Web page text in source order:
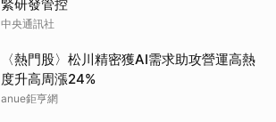
緊研發管控
中央通訊社
〈熱門股〉松川精密獲AI需求助攻營運高熱
度升高周漲24%
anue鉅亨網